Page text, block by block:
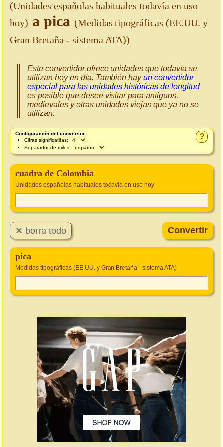
(Unidades españolas habituales todavía en uso
hoy) a pica (Medidas tipográficas (EE.UU. y
Gran Bretaña - sistema ATA))
Este convertidor ofrece unidades que todavía se
utilizan hoy en día. También hayun convertidor
especial para las unidades históricas de longitud
es posible que desee visitar para antiguos,
medievales y otras unidades viejas que ya no se
utilizan.
?
Configuración del conversor:
Cifras significatifas:
Separador de miles:
cuadra de Colombia
Unidades españolas habituales todavía en uso hoy
pica
Medidas tipográficas (EE.UU. y Gran Bretaña - sistema ATA)